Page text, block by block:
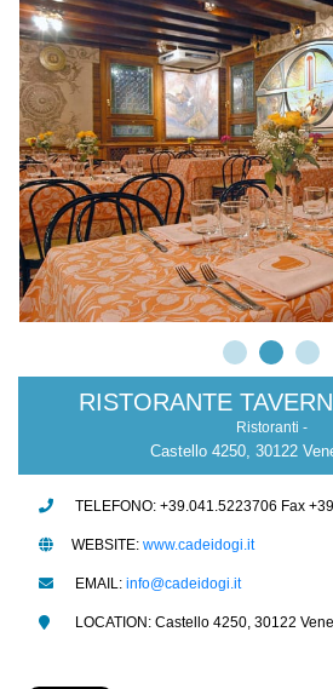
RISTORANTE
Ristoranti -
Castello 4250, 30122
TELEFONO: +39.041.5223706 Fax
WEBSITE: www.cadeidogi.it
EMAIL: info@cadeidogi.it
LOCATION: Castello 4250, 30122